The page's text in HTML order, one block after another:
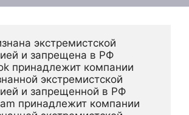
экстремистской
и запрещена в РФ
принадлежит компании
экстремистской
и запрещенной в РФ
принадлежит компании